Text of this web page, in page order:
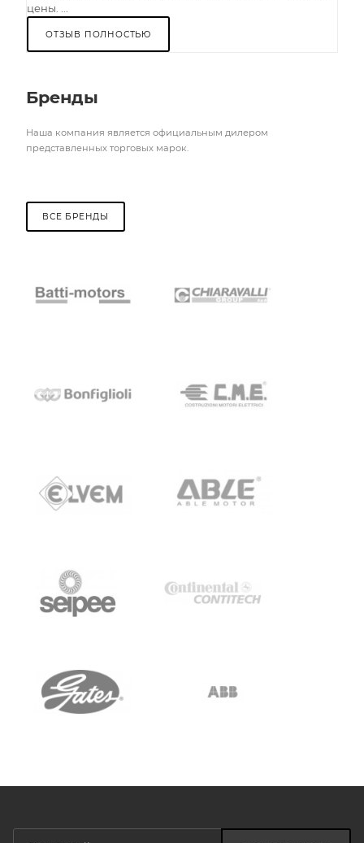
цены. ...
ОТЗЫВ ПОЛНОСТЬЮ
Бренды
Наша компания является официальным дилером
представленных торговых марок.
ВСЕ БРЕНДЫ